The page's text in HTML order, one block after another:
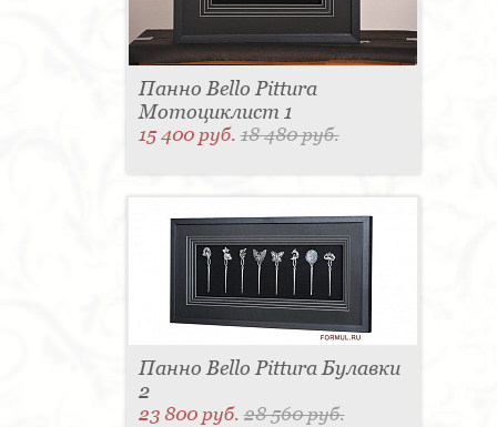
Панно Bello Pittura
Мотоциклист 1
15 400 руб.18 480 руб.
Панно Bello Pittura Булавки
2
23 800 руб.28 560 руб.